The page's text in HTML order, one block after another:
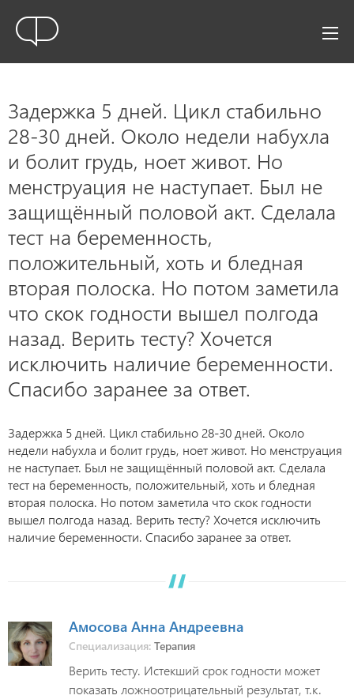
Задержка 5 дней. Цикл стабильно
28-30 дней. Около недели набухла
и болит грудь, ноет живот. Но
менструация не наступает. Был не
защищённый половой акт. Сделала
тест на беременность,
положительный, хоть и бледная
вторая полоска. Но потом заметила
что скок годности вышел полгода
назад. Верить тесту? Хочется
исключить наличие беременности.
Спасибо заранее за ответ.
Задержка 5 дней. Цикл стабильно 28-30 дней. Около
недели набухла и болит грудь, ноет живот. Но менструация
не наступает. Был не защищённый половой акт. Сделала
тест на беременность, положительный, хоть и бледная
вторая полоска. Но потом заметила что скок годности
вышел полгода назад. Верить тесту? Хочется исключить
наличие беременности. Спасибо заранее за ответ.
Амосова Анна Андреевна
Специализация: Терапия
Верить тесту. Истекший срок годности может
показать ложноотрицательный результат, т.к.